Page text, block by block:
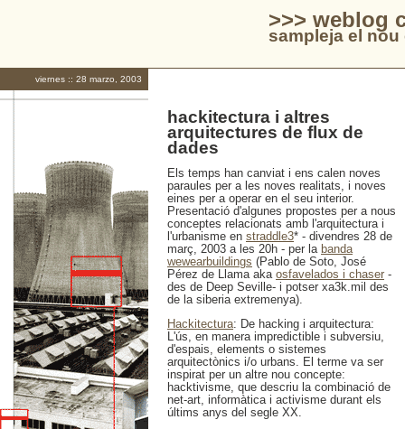
>>> weblog
sampleja el
viernes :: 28 marzo, 2003
hackitectura i altres
arquitectures de flux de
dades
Els temps han canviat i ens calen noves
paraules per a les noves realitats, i noves
eines per a operar en el seu interior.
Presentació d'algunes propostes per a nous
conceptes relacionats amb l'arquitectura i
l'urbanisme en straddle3* - divendres 28 de
març, 2003 a les 20h - per la banda
wewearbuildings (Pablo de Soto, José
Pérez de Llama aka osfavelados i chaser -
des de Deep Seville- i potser xa3k.mil des
de la siberia extremenya).
Hackitectura: De hacking i arquitectura:
L'ús, en manera impredictible i subversiu,
d'espais, elements o sistemes
arquitectònics i/o urbans. El terme va ser
inspirat per un altre nou concepte:
hacktivisme, que descriu la combinació de
net-art, informàtica i activisme durant els
últims anys del segle XX.